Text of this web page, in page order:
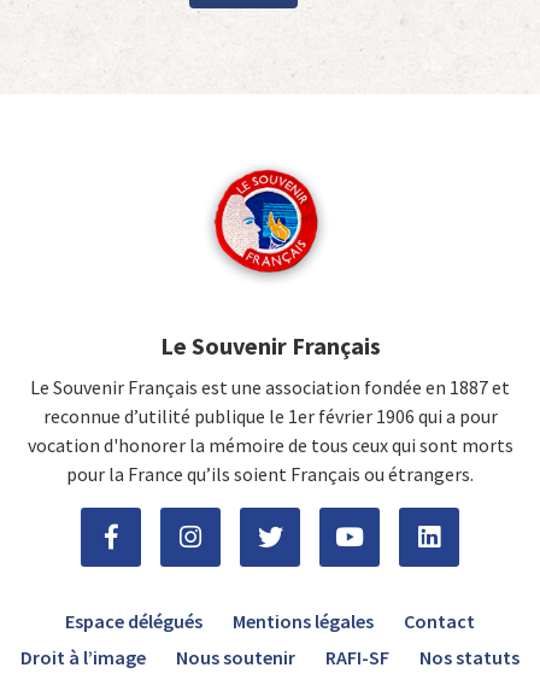
Le Souvenir Français
Le Souvenir Français est une association fondée en 1887 et
reconnue d’utilité publique le 1er février 1906 qui a pour
vocation d'honorer la mémoire de tous ceux qui sont morts
pour la France qu’ils soient Français ou étrangers.
Espace délégués Mentions légales
Contact
Droit à l’image
Nous soutenir RAFI-SF Nos statuts